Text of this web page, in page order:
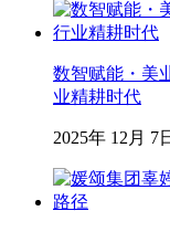
数智赋能・美
业精耕时代
2025年 12月 7